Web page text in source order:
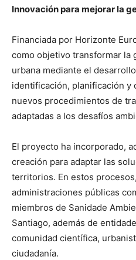
Innovación para mejorar la
Financiada por Horizonte
como objetivo transformar la
urbana mediante el
identificación, planificación y
nuevos procedimientos de
adaptadas a los desafíos
El proyecto ha incorporado,
creación para adaptar las
territorios. En estos
administraciones públicas
miembros de Sanidade
Santiago, además de
comunidad científica,
ciudadanía.